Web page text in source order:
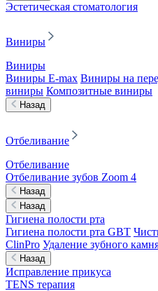
Эстетическая стоматология
Виниры
Виниры
Виниры E-max Виниры на
виниры Композитные виниры
Назад
Отбеливание
Отбеливание
Отбеливание зубов Zoom 4
Назад
Назад
Гигиена полости рта
Гигиена полости рта GBT
ClinPro Удаление зубного
Назад
Исправление прикуса
TENS терапия